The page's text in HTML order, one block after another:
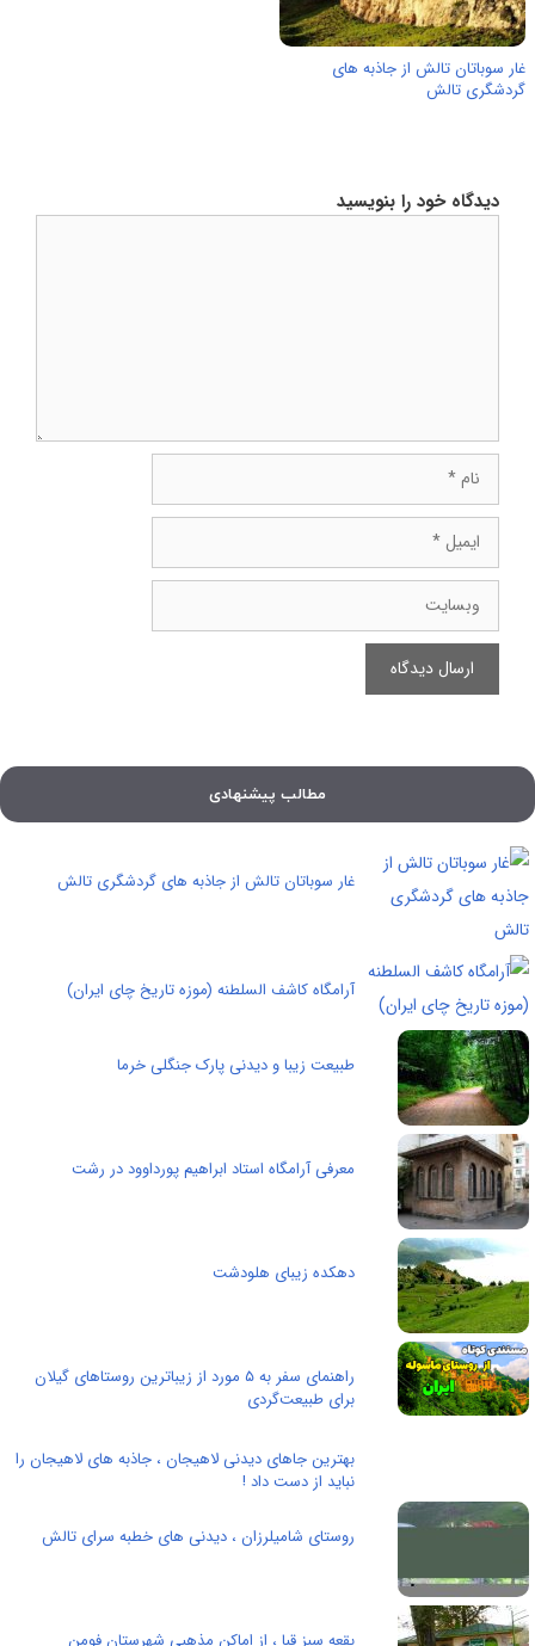
غار سوباتان تالش از جاذبه های
گردشگری تالش
دیدگاه خود را بنویسید
ایمیل
وبسایت
مطالب پیشنهادی
غار سوباتان تالش از جاذبه های گردشگری تالش
آرامگاه کاشف السلطنه (موزه تاریخ چای ایران)
طبیعت زیبا و دیدنی پارک جنگلی خرما
معرفی آرامگاه استاد ابراهیم پورداوود در رشت
دهکده زیبای هلودشت
راهنمای سفر به ۵ مورد از زیباترین روستاهای گیلان
برای طبیعت‌گردی
بهترین جاهای دیدنی لاهیجان ، جاذبه های لاهیجان را
نباید از دست داد !
روستای شامیلرزان ، دیدنی های خطبه سرای تالش
بقعه سبز قبا ، از اماکن مذهبی شهرستان فومن